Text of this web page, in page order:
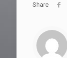
Share